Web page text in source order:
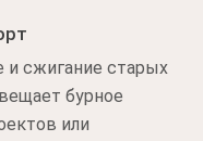
и сжигание старых
бурное
или